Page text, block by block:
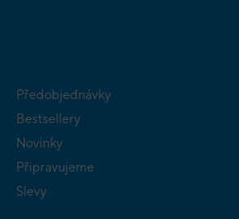
Předobjednávky
Bestsellery
Novinky
Připravujeme
Slevy